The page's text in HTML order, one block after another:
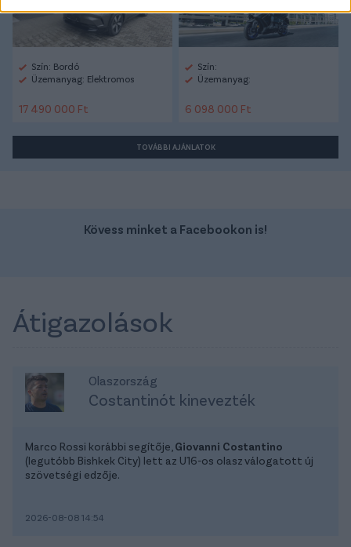
Szín: Bordó
Üzemanyag: Elektromos
17 490 000 Ft
Szín:
Üzemanyag:
6 098 000 Ft
TOVÁBBI AJÁNLATOK
Kövess minket a Facebookon is!
Átigazolások
Olaszország
Costantinót kinevezték
Marco Rossi korábbi segítője, Giovanni Costantino
(legutóbb Bishkek City) lett az U16-os olasz válogatott új
szövetségi edzője.
2026-08-08 14:54